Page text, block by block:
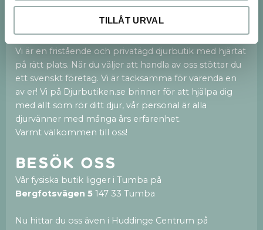
TILLÅT URVAL
stor fysisk butik i Tumba och nu även en ny butik i
Huddinge Centrum.
Vi är en fristående och privatägd djurbutik med hjärtat
på rätt plats. När du väljer att handla av oss stöttar du
ett svenskt företag. Vi är tacksamma för varenda en
av er! Vi på Djurbutiken.se brinner för att hjälpa dig
med allt som rör ditt djur, vår personal är alla
djurvänner med många års erfarenhet.
Varmt välkommen till oss!
Besök oss
Vår fysiska butik ligger i Tumba på
Bergfotsvägen 5 147 33 Tumba
Nu hittar du oss även i Huddinge Centrum på